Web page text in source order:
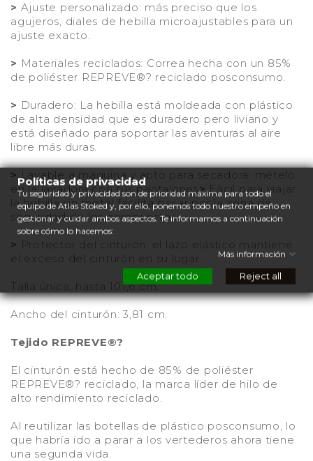
> Ajuste personalizado: más preciso que los
agujeros, diales de hebilla microajustables para un
ajuste exacto.
> Materiales reciclados: Correa hecha con un 85%
de poliéster REPREVE®? reciclado posconsumo.
> Duradero: La hebilla está moldeada con plástico
de alta densidad que es duradero pero liviano y
está diseñado para soportar las aventuras al aire
libre más duras.
>Lavable a máquina y apto para secadora: mételo
en la lavadora con tus pantalones>Fácil para viajar:
la hebilla sin metal facilita pasar por la zona de
seguridad de los aeropuertos.
> Protector del cinturón: el lazo elástico mantiene
el exceso del cinturón en su lugar.
Talla única, hasta 101,6 cm.
Ancho del cinturón: 3,81 cm.
Tejido REPREVE®?
El cinturón está hecho de 85% de poliéster
REPREVE®? reciclado, la marca líder de hilo de
alto rendimiento reciclado.
Al reutilizar las botellas de plástico posconsumo, lo
que habría ido a parar a los vertederos ahora tiene
una segunda vida.
Políticas de privacidad
Tu seguridad y privacidad son de prioridad máxima para todo el
equipo de Atlas Stoked y, por ello, ponemos todo nuestro empeño en
gestionar y cuidar ambos aspectos. Te informamos a continuación
sobre cómo lo hacemos:
Más información
Aceptar todo Reject all